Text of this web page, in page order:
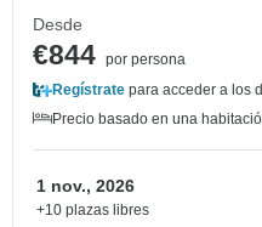
Desde
€844 por persona
Regístrate para acceder a los
Precio basado en una
1 nov., 2026
+10 plazas libres